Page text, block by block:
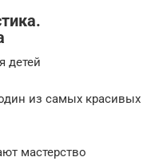
детей
из самых красивых
мастерство